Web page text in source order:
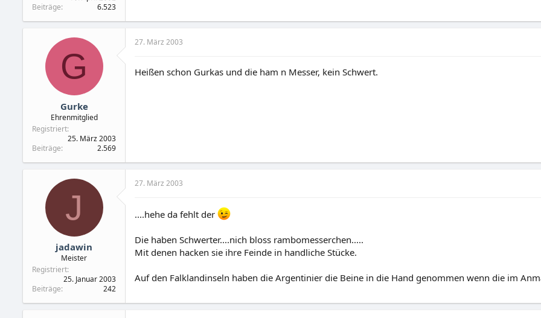
Beiträge
6.523
G
Gurke
Ehrenmitglied
Registriert
25. März 2003
Beiträge
2.569
27. März 2003
Heißen schon Gurkas und die ham n Messer, kein Schwert.
J
jadawin
Meister
Registriert
25. Januar 2003
Beiträge
242
27. März 2003
....hehe da fehlt der
Die haben Schwerter....nich bloss rambomesserchen.....
Mit denen hacken sie ihre Feinde in handliche Stücke.
Auf den Falklandinseln haben die Argentinier die Beine in die Hand genommen wenn die im